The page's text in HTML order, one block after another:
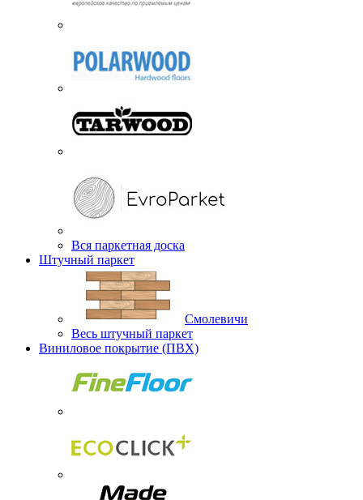
Вся паркетная доска
Штучный паркет
Смолевичи
Весь штучный паркет
Виниловое покрытие (ПВХ)